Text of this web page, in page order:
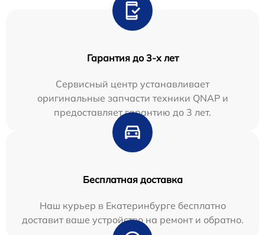
Гарантия до 3-х лет
Сервисный центр устанавливает
оригинальные запчасти техники QNAP и
предоставляет гарантию до 3 лет.
Бесплатная доставка
Наш курьер в Екатеринбурге бесплатно
доставит ваше устройство на ремонт и обратно.